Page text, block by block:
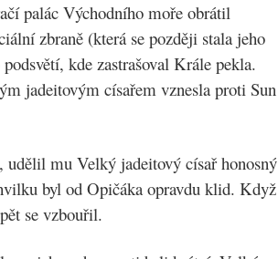
palác Východního moře obrátil
zbraně (která se později stala jeho
kde zastrašoval Krále pekla.
jadeitovým císařem vznesla proti Sun
mu Velký jadeitový císař honosný
byl od Opičáka opravdu klid. Když
se vzbouřil.